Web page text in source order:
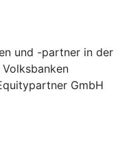
und -partner in der
GmbH